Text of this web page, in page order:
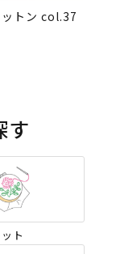
トン col.37
す
ト